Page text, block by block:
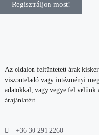
Regisztráljon most!
Az oldalon feltüntetett árak
viszonteladó vagy intézményi
adatokkal, vagy vegye fel velünk
árajánlatért.
+36 30 291 2260